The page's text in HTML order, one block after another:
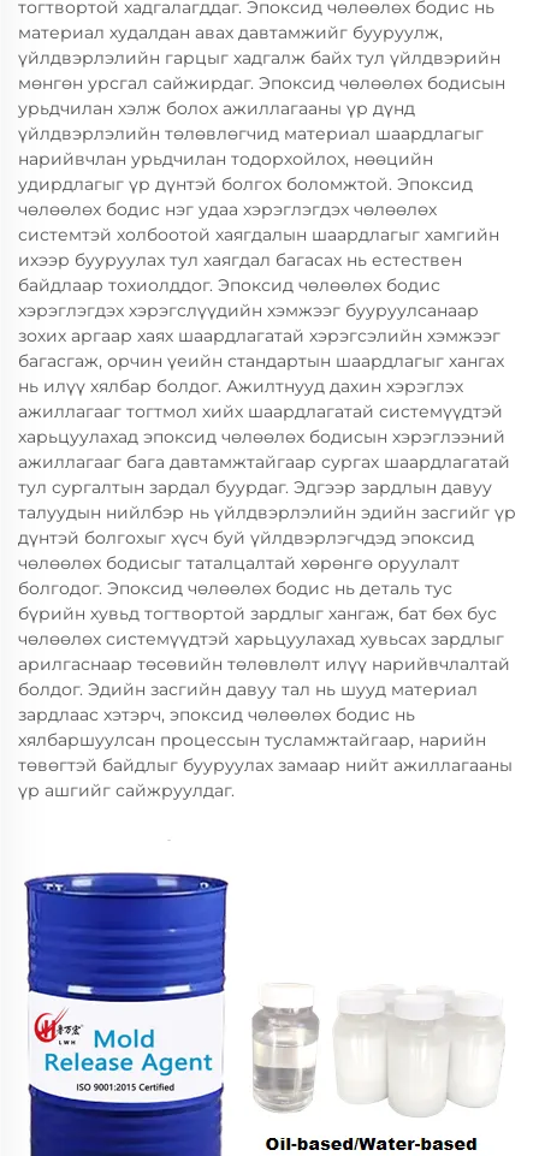
тогтвортой хадгалагддаг. Эпоксид чөлөөлөх бодис нь
материал худалдан авах давтамжийг бууруулж,
үйлдвэрлэлийн гарцыг хадгалж байх тул үйлдвэрийн
мөнгөн урсгал сайжирдаг. Эпоксид чөлөөлөх бодисын
урьдчилан хэлж болох ажиллагааны үр дүнд
үйлдвэрлэлийн төлөвлөгчид материал шаардлагыг
нарийвчлан урьдчилан тодорхойлох, нөөцийн
удирдлагыг үр дүнтэй болгох боломжтой. Эпоксид
чөлөөлөх бодис нэг удаа хэрэглэгдэх чөлөөлөх
системтэй холбоотой хаягдалын шаардлагыг хамгийн
ихээр бууруулах тул хаягдал багасах нь естествен
байдлаар тохиолддог. Эпоксид чөлөөлөх бодис
хэрэглэгдэх хэрэгслүүдийн хэмжээг бууруулсанаар
зохих аргаар хаях шаардлагатай хэрэгсэлийн хэмжээг
багасгаж, орчин үеийн стандартын шаардлагыг хангах
нь илүү хялбар болдог. Ажилтнууд дахин хэрэглэх
ажиллагааг тогтмол хийх шаардлагатай системүүдтэй
харьцуулахад эпоксид чөлөөлөх бодисын хэрэглээний
ажиллагааг бага давтамжтайгаар сургах шаардлагатай
тул сургалтын зардал буурдаг. Эдгээр зардлын давуу
талуудын нийлбэр нь үйлдвэрлэлийн эдийн засгийг үр
дүнтэй болгохыг хүсч буй үйлдвэрлэгчдэд эпоксид
чөлөөлөх бодисыг таталцалтай хөрөнгө оруулалт
болгодог. Эпоксид чөлөөлөх бодис нь деталь тус
бүрийн хувьд тогтвортой зардлыг хангаж, бат бөх бус
чөлөөлөх системүүдтэй харьцуулахад хувьсах зардлыг
арилгаснаар төсөвийн төлөвлөлт илүү нарийвчлалтай
болдог. Эдийн засгийн давуу тал нь шууд материал
зардлаас хэтэрч, эпоксид чөлөөлөх бодис нь
хялбаршуулсан процессын тусламжтайгаар, нарийн
төвөгтэй байдлыг бууруулах замаар нийт ажиллагааны
үр ашгийг сайжруулдаг.